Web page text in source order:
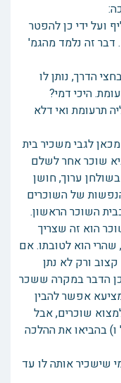
ועל ידי כן להפטר
זה נלמד מהגמ'
הדרך, נותן לו
היכי דמי?
תרעומת ואי דלא
לגבי משכיר בית
שוכר אחר לשלם
ערוך, חושן
של השוכרים
השוכר הראשון.
הוא זה שצריך
הוא לטובתו. אם
ורק לא נתן
הדבר במקרה ששכר
אפשר להבין
שוכרים, אבל
בהביאו את ההלכה
שישכיר אותה לו עד